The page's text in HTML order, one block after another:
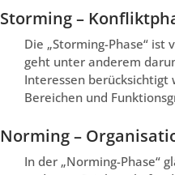
Storming –
Die „Storming-Phase“ ist
geht unter anderem
Interessen berücksichtigt
Bereichen und
Norming –
In der „Norming-Phase“